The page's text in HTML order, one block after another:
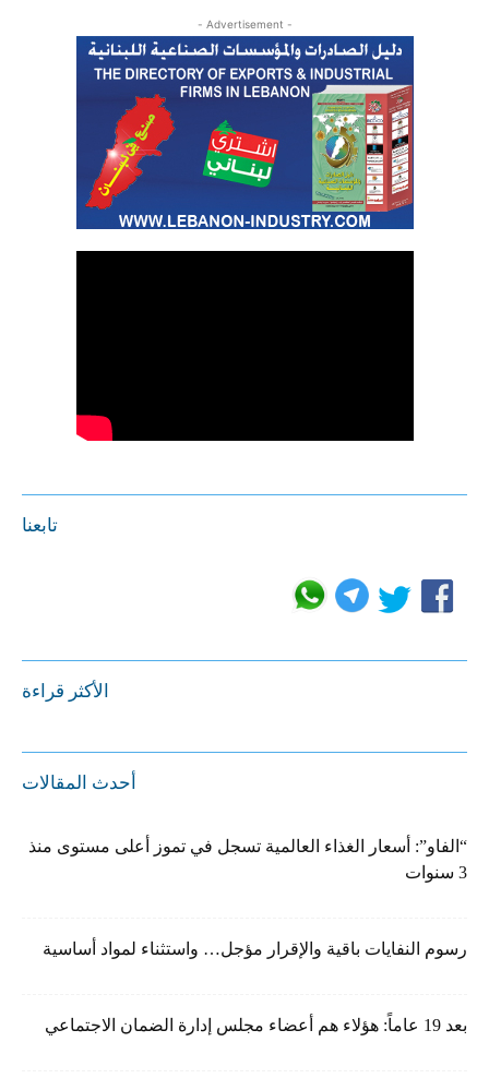
- Advertisement -
تابعنا
الأكثر قراءة
أحدث المقالات
“الفاو”: أسعار الغذاء العالمية تسجل في تموز أعلى مستوى منذ
3 سنوات
رسوم النفايات باقية والإقرار مؤجل… واستثناء لمواد أساسية
بعد 19 عاماً: هؤلاء هم أعضاء مجلس إدارة الضمان الاجتماعي